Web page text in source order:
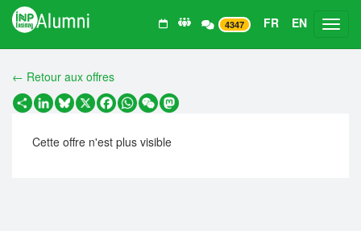
4347 FR EN
← Retour aux offres
PartagerLinkedIn
Bluesky
X Facebook
WhatsApp
WeChatMastodon
Cette offre n'est plus visible